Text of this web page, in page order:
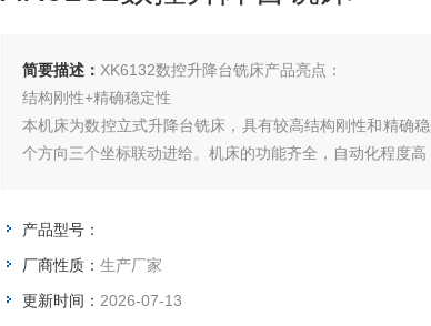
简要描述： XK6132数控升降台铣床产品亮点：
结构刚性+精确稳定性
本机床为数控立式升降台铣床，具有较高结构刚性和精确
个方向三个坐标联动进给。机床的功能齐全，自动化程度高
和变速机构的齿轮传动链来传动的。
产品型号：
厂商性质： 生产厂家
更新时间： 2026-07-13